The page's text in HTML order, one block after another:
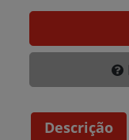
Descrição